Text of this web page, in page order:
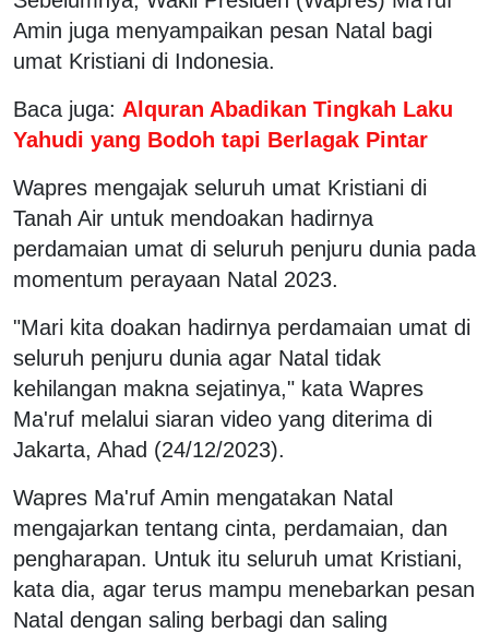
Amin juga menyampaikan pesan Natal bagi
umat Kristiani di Indonesia.
Baca juga: Alquran Abadikan Tingkah Laku
Yahudi yang Bodoh tapi Berlagak Pintar
Wapres mengajak seluruh umat Kristiani di
Tanah Air untuk mendoakan hadirnya
perdamaian umat di seluruh penjuru dunia pada
momentum perayaan Natal 2023.
"Mari kita doakan hadirnya perdamaian umat di
seluruh penjuru dunia agar Natal tidak
kehilangan makna sejatinya," kata Wapres
Ma'ruf melalui siaran video yang diterima di
Jakarta, Ahad (24/12/2023).
Wapres Ma'ruf Amin mengatakan Natal
mengajarkan tentang cinta, perdamaian, dan
pengharapan. Untuk itu seluruh umat Kristiani,
kata dia, agar terus mampu menebarkan pesan
Natal dengan saling berbagi dan saling